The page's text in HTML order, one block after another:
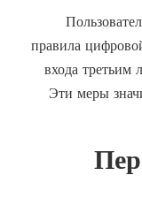
правила
входа третьим
Эти меры